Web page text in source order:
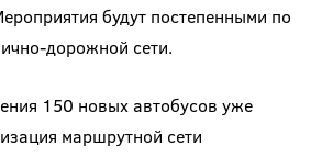
будут постепенными по
дорожной сети.
150 новых автобусов уже
маршрутной сети